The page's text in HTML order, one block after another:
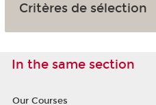
Critères de sélection
In the same section
Our Courses